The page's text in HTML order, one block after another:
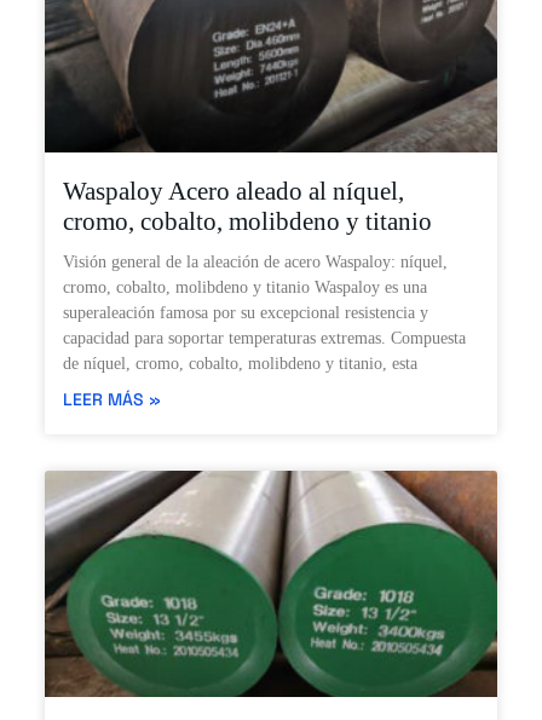
Waspaloy Acero aleado al níquel,
cromo, cobalto, molibdeno y titanio
Visión general de la aleación de acero Waspaloy: níquel,
cromo, cobalto, molibdeno y titanio Waspaloy es una
superaleación famosa por su excepcional resistencia y
capacidad para soportar temperaturas extremas. Compuesta
de níquel, cromo, cobalto, molibdeno y titanio, esta
LEER MÁS »